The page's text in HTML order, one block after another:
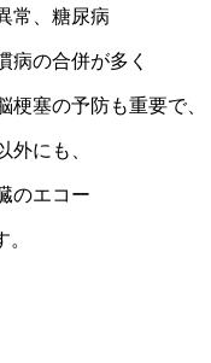
常、糖尿病
病の合併が多く
塞の予防も重要で、
外にも、
のエコー